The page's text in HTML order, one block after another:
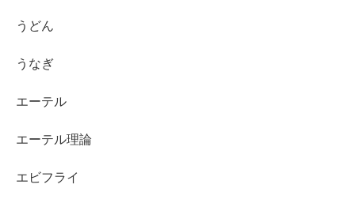
うどん
うなぎ
エーテル
エーテル理論
エビフライ